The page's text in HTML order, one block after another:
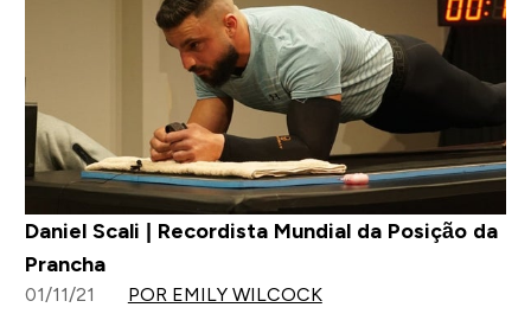
Daniel Scali | Recordista Mundial da Posição da
Prancha
01/11/21 POR EMILY WILCOCK